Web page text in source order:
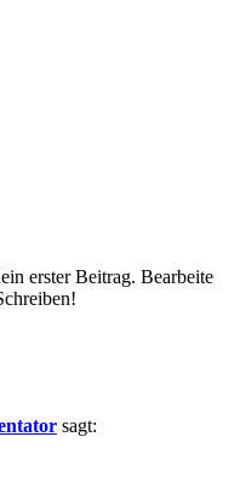
erster Beitrag. Bearbeite
sagt: